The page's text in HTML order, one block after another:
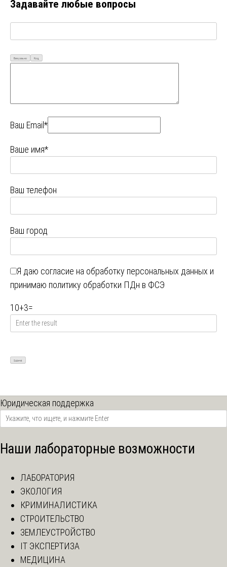
Задавайте любые вопросы
Визуально Код
Ваш Email*
Ваше имя*
Ваш телефон
Ваш город
Я даю согласие на обработку персональных данных и
принимаю политику обработки ПДн в ФСЭ
10+3=
Юридическая поддержка
Наши лабораторные возможности
ЛАБОРАТОРИЯ
ЭКОЛОГИЯ
КРИМИНАЛИСТИКА
СТРОИТЕЛЬСТВО
ЗЕМЛЕУСТРОЙСТВО
IT ЭКСПЕРТИЗА
МЕДИЦИНА